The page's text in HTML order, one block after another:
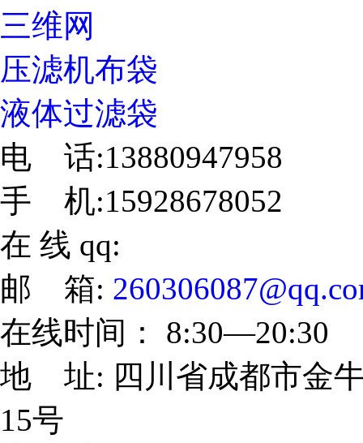
三维网
压滤机布袋
液体过滤袋
电 话:13880947958
手 机:15928678052
在 线 qq:
邮 箱:
在线时间： 8:30—20:30
地 址: 四川省成都市金
15号